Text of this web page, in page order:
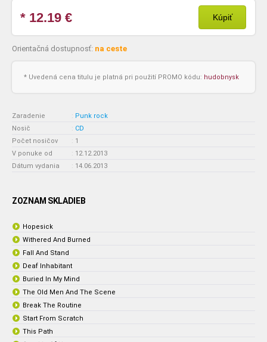
* 12.19 € Kúpiť
Orientačná dostupnosť: na ceste
* Uvedená cena titulu je platná pri použití PROMO kódu: hudobnysk
Zaradenie : Punk rock
Nosič
: CD
Počet nosičov
: 1
V ponuke od
: 12.12.2013
Dátum vydania
: 14.06.2013
ZOZNAM SKLADIEB
Hopesick
Withered And Burned
Fall And Stand
Deaf Inhabitant
Buried In My Mind
The Old Men And The Scene
Break The Routine
Start From Scratch
This Path